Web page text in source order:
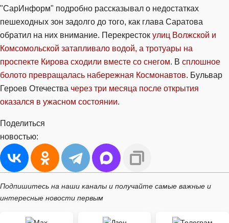
"СарИнформ" подробно рассказывал о недостатках
пешеходных зон задолго до того, как глава Саратова
обратил на них внимание. Перекресток улиц Волжской и
Комсомольской затапливало водой, а тротуары на
проспекте Кирова сходили вместе со снегом. В сплошное
болото превращалась набережная Космонавтов. Бульвар
Героев Отечества через три месяца после открытия
оказался в ужасном состоянии.
Поделиться
новостью:
Подпишитесь на наши каналы и получайте самые важные и
интересные новости первым